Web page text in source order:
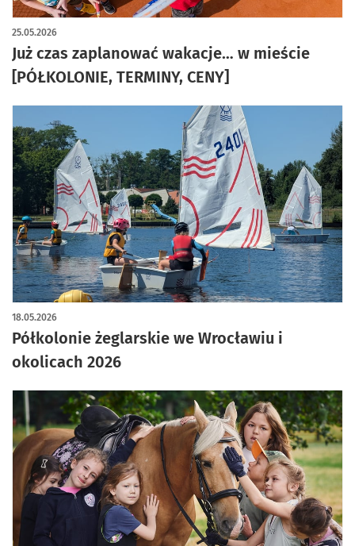
Już czas zaplanować wakacje… w mieście
[PÓŁKOLONIE, TERMINY, CENY]
25.05.2026
Półkolonie żeglarskie we Wrocławiu i
okolicach 2026
18.05.2026